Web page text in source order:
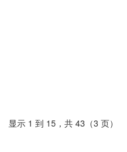
显示 1 到 15，共 43（3 页）